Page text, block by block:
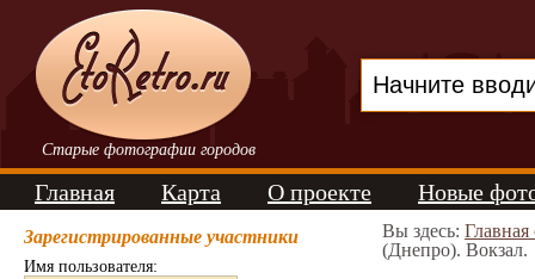
Старые фотографии городов
Главная Карта О проекте Новые
Зарегистрированные участники
Имя пользователя:
Вы здесь: Главная
(Днепро). Вокзал.